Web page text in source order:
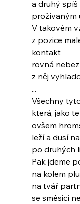
a druhý
prožívaným
V takovém
z pozice
kontakt
rovná
z něj
...
Všechny
která, jako
ovšem
leží a dusí
po druhých
Pak jdeme
na kolem
na tvář
se směsicí